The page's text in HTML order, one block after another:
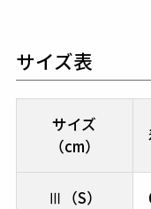
サイズ表
サイズ
（cm）
Ⅲ（S）